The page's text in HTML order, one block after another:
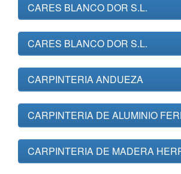
CARES BLANCO DOR S.L.
CARES BLANCO DOR S.L.
CARPINTERIA ANDUEZA
CARPINTERIA DE ALUMINIO
CARPINTERIA DE MADERA